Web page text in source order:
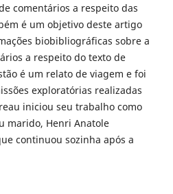
comentários a respeito das
é um objetivo deste artigo
biobibliográficas sobre a
a respeito do texto de
é um relato de viagem e foi
exploratórias realizadas
iniciou seu trabalho como
marido, Henri Anatole
continuou sozinha após a